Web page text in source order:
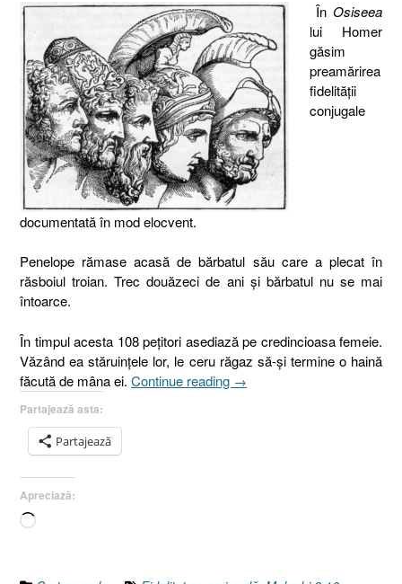
În Osiseea
lui Homer
găsim
preamărirea
fidelităţii
conjugale
documentată în mod elocvent.
Penelope rămase acasă de bărbatul său care a plecat în
răsboiul troian. Trec douăzeci de ani şi bărbatul nu se mai
întoarce.
În timpul acesta 108 peţitori asediază pe credincioasa femeie.
Văzând ea stăruinţele lor, le ceru răgaz să-şi termine o haină
făcută de mâna ei. Continue reading „29.
→
Partajează asta:
Partajează
Apreciază:
Încarc...